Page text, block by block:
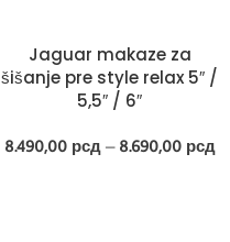
Jaguar makaze za
šišanje pre style relax 5″ /
5,5″ / 6″
8.490,00 рсд – 8.690,00 рсд